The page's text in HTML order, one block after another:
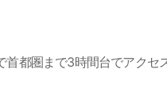
首都圏まで3時間台でアクセ